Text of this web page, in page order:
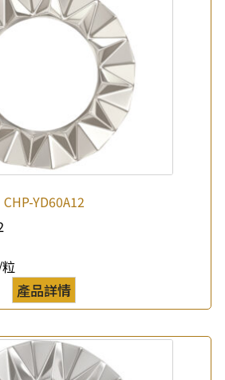
×
CHP-YD60A12
產品詳情